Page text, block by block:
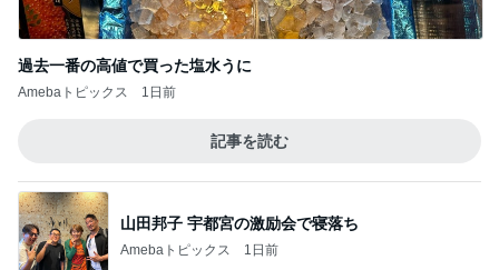
過去一番の高値で買った塩水うに
Amebaトピックス 1日前
記事を読む
山田邦子 宇都宮の激励会で寝落ち
Amebaトピックス 1日前